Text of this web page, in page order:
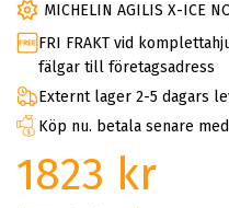
MICHELIN AGILIS X-ICE
FRI FRAKT vid
fälgar till företagsadress
Externt lager 2-5 dagars
Köp nu. betala senare
1823 kr